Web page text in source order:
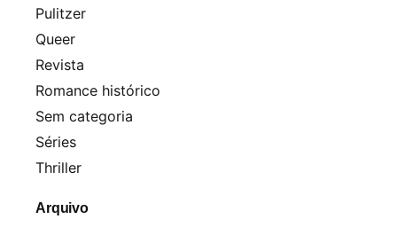
Pulitzer
Queer
Revista
Romance histórico
Sem categoria
Séries
Thriller
Arquivo